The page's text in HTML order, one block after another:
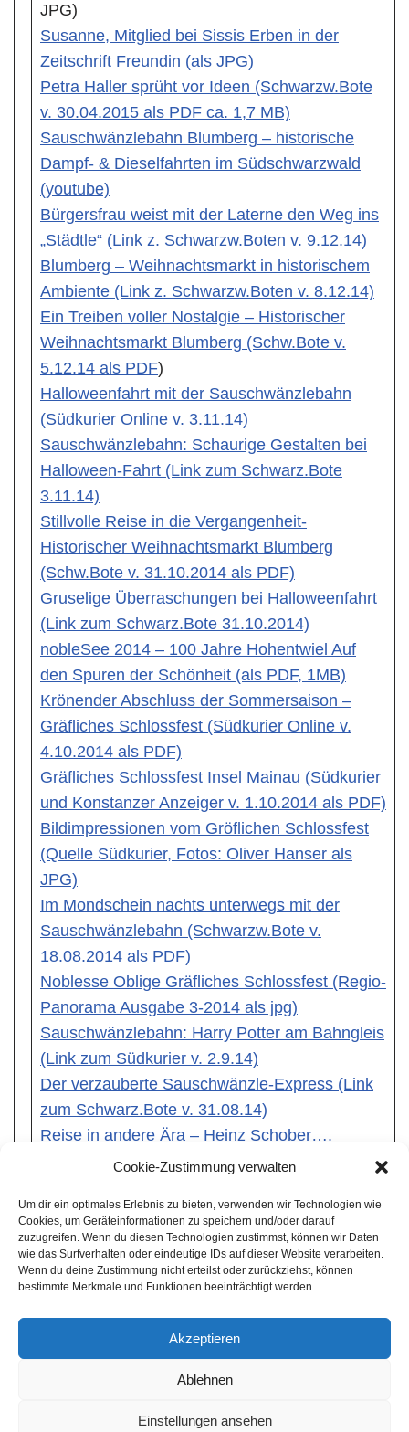
Cookie-Zustimmung verwalten
Um dir ein optimales Erlebnis zu bieten, verwenden wir Technologien wie
Cookies, um Geräteinformationen zu speichern und/oder darauf
zuzugreifen. Wenn du diesen Technologien zustimmst, können wir Daten
wie das Surfverhalten oder eindeutige IDs auf dieser Website verarbeiten.
Wenn du deine Zustimmung nicht erteilst oder zurückziehst, können
bestimmte Merkmale und Funktionen beeinträchtigt werden.
Akzeptieren
Ablehnen
Einstellungen ansehen
JPG)
Susanne, Mitglied bei Sissis Erben in der
Zeitschrift Freundin (als JPG)
Petra Haller sprüht vor Ideen (Schwarzw.Bote
v. 30.04.2015 als PDF ca. 1,7 MB)
Sauschwänzlebahn Blumberg – historische
Dampf- & Dieselfahrten im Südschwarzwald
(youtube)
Bürgersfrau weist mit der Laterne den Weg ins
„Städtle“ (Link z. Schwarzw.Boten v. 9.12.14)
Blumberg – Weihnachtsmarkt in historischem
Ambiente (Link z. Schwarzw.Boten v. 8.12.14)
Ein Treiben voller Nostalgie – Historischer
Weihnachtsmarkt Blumberg (Schw.Bote v.
5.12.14 als PDF)
Halloweenfahrt mit der Sauschwänzlebahn
(Südkurier Online v. 3.11.14)
Sauschwänzlebahn: Schaurige Gestalten bei
Halloween-Fahrt (Link zum Schwarz.Bote
3.11.14)
Stillvolle Reise in die Vergangenheit-
Historischer Weihnachtsmarkt Blumberg
(Schw.Bote v. 31.10.2014 als PDF)
Gruselige Überraschungen bei Halloweenfahrt
(Link zum Schwarz.Bote 31.10.2014)
nobleSee 2014 – 100 Jahre Hohentwiel Auf
den Spuren der Schönheit (als PDF, 1MB)
Krönender Abschluss der Sommersaison –
Gräfliches Schlossfest (Südkurier Online v.
4.10.2014 als PDF)
Gräfliches Schlossfest Insel Mainau (Südkurier
und Konstanzer Anzeiger v. 1.10.2014 als PDF)
Bildimpressionen vom Gröflichen Schlossfest
(Quelle Südkurier, Fotos: Oliver Hanser als
JPG)
Im Mondschein nachts unterwegs mit der
Sauschwänzlebahn (Schwarzw.Bote v.
18.08.2014 als PDF)
Noblesse Oblige Gräfliches Schlossfest (Regio-
Panorama Ausgabe 3-2014 als jpg)
Sauschwänzlebahn: Harry Potter am Bahngleis
(Link zum Südkurier v. 2.9.14)
Der verzauberte Sauschwänzle-Express (Link
zum Schwarz.Bote v. 31.08.14)
Reise in andere Ära – Heinz Schober….
(Schwarzw.Bote v. 16.06.2014 als PDF)
(Schwarzw.Bote v. 11.06.2014 als PDF)
Im Eldorado der Borten u. Bändel,
Trachtenmarkt Bad Dürrheim 2014
(Südwestpresse 19.05.2014 als PDF)
Auch Mops geht auf Zeitreise (Link zum
Schwarzw.Bote v. 5.5.14)
| Präsentiert vonWordPress